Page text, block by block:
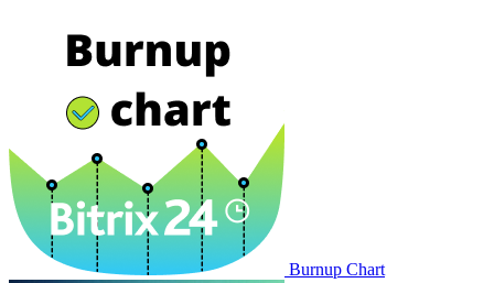
Burnup Chart